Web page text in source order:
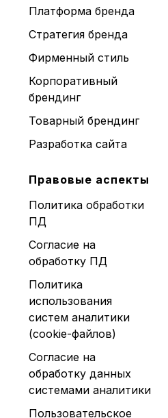
Платформа бренда
Стратегия бренда
Фирменный стиль
Корпоративный
брендинг
Товарный брендинг
Разработка сайта
Правовые аспекты
Политика обработки
ПД
Согласие на
обработку ПД
Политика
использования
систем аналитики
(cookie-файлов)
Согласие на
обработку данных
системами аналитики
Пользовательское